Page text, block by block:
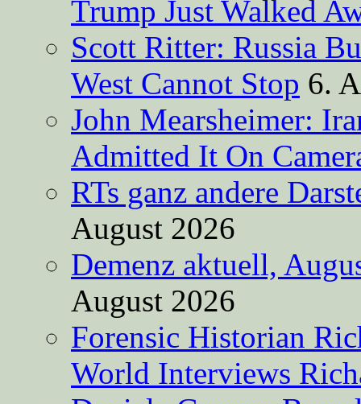
Trump Just Walked
Scott Ritter: Russia
West Cannot Stop 6.
John Mearsheimer:
Admitted It On
RTs ganz andere
August 2026
Demenz aktuell,
August 2026
Forensic Historian
World Interviews